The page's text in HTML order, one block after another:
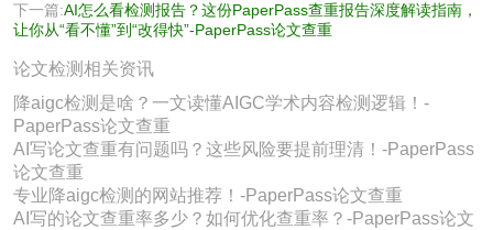
下一篇:AI怎么看检测报告？这份PaperPass查重报告深度解读指南，
让你从“看不懂”到“改得快”-PaperPass论文查重
论文检测相关资讯
降aigc检测是啥？一文读懂AIGC学术内容检测逻辑！-
PaperPass论文查重
AI写论文查重有问题吗？这些风险要提前理清！-PaperPass
论文查重
专业降aigc检测的网站推荐！-PaperPass论文查重
AI写的论文查重率多少？如何优化查重率？-PaperPass论文